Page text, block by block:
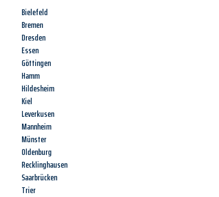
Bielefeld
Bremen
Dresden
Essen
Göttingen
Hamm
Hildesheim
Kiel
Leverkusen
Mannheim
Münster
Oldenburg
Recklinghausen
Saarbrücken
Trier